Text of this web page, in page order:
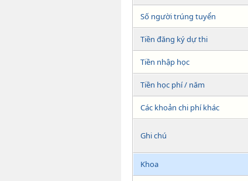
Số người trúng tuyển
Tiền đăng ký dự thi
Tiền nhập học
Tiền học phí / năm
Các khoản chi phí khác
Ghi chú
Khoa